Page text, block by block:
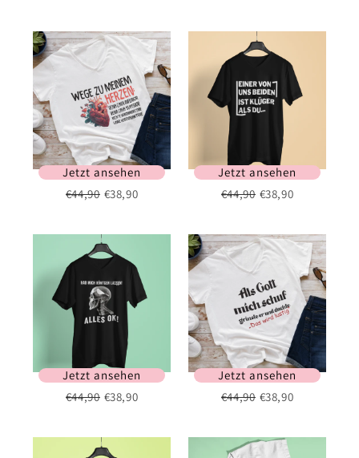
Jetzt ansehen
€44,90 €38,90
Jetzt ansehen
€44,90 €38,90
Jetzt ansehen
€44,90 €38,90
Jetzt ansehen
€44,90 €38,90